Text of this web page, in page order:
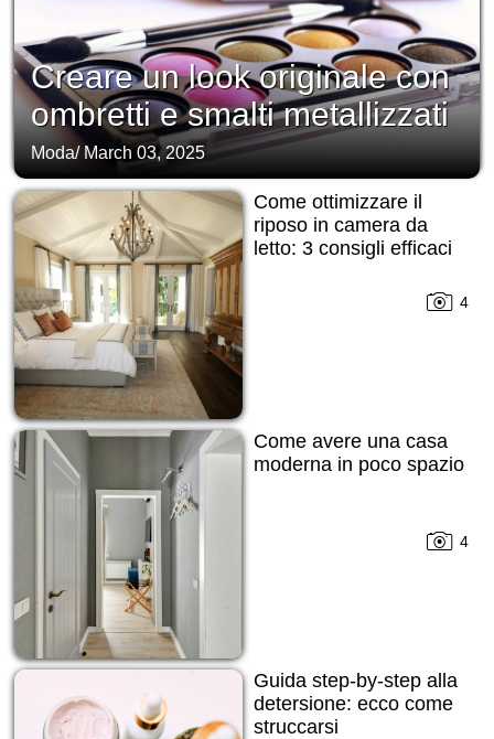
Creare un look originale con
ombretti e smalti metallizzati
Moda/ March 03, 2025
Come ottimizzare il
riposo in camera da
letto: 3 consigli efficaci
4
Come avere una casa
moderna in poco spazio
4
Guida step-by-step alla
detersione: ecco come
struccarsi